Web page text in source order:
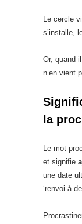
Le cercle
s’installe,
Or, quand
n’en vient
la
Le mot
et signifie
une date
‘renvoi à